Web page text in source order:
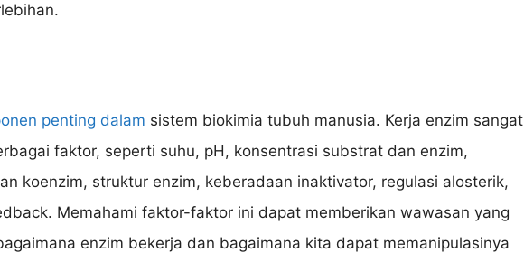
penting dalam sistem biokimia tubuh manusia. Kerja enzim sangat
faktor, seperti suhu, pH, konsentrasi substrat dan enzim,
koenzim, struktur enzim, keberadaan inaktivator, regulasi alosterik,
Memahami faktor-faktor ini dapat memberikan wawasan yang
enzim bekerja dan bagaimana kita dapat memanipulasinya